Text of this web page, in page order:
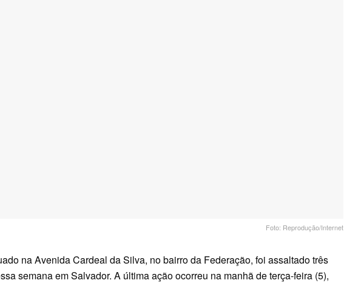
Foto: Reprodução/Internet
na Avenida Cardeal da Silva, no bairro da Federação, foi assaltado três
semana em Salvador. A última ação ocorreu na manhã de terça-feira (5),